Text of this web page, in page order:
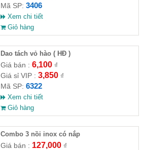
Mã SP: 3406
Xem chi tiết
Giỏ hàng
Dao tách vỏ hào ( HĐ )
Giá bán : 6,100₫
Giá sỉ VIP : 3,850₫
Mã SP: 6322
Xem chi tiết
Giỏ hàng
Combo 3 nồi inox có nắp
Giá bán : 127,000₫